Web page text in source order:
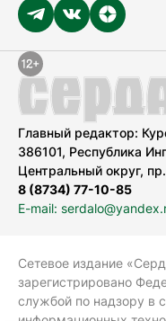
Главный редактор:
386101, Республика
Центральный округ,
8 (8734) 77-10-85
E-mail:
Сетевое издание
зарегистрировано
службой по надзору в